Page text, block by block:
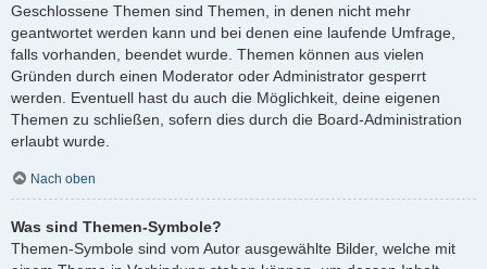
Geschlossene Themen sind Themen, in denen nicht mehr
geantwortet werden kann und bei denen eine laufende Umfrage,
falls vorhanden, beendet wurde. Themen können aus vielen
Gründen durch einen Moderator oder Administrator gesperrt
werden. Eventuell hast du auch die Möglichkeit, deine eigenen
Themen zu schließen, sofern dies durch die Board-Administration
erlaubt wurde.
Nach oben
Was sind Themen-Symbole?
Themen-Symbole sind vom Autor ausgewählte Bilder, welche mit